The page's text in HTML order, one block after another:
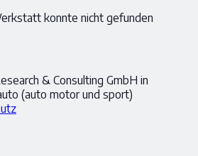
konnte nicht gefunden
& Consulting GmbH in
(auto motor und sport)